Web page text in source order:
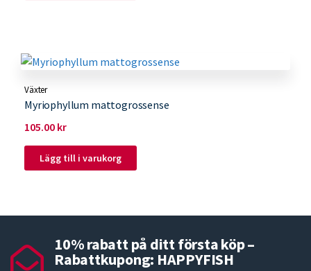
Växter
Myriophyllum mattogrossense
105.00 kr
Lägg till i varukorg
10% rabatt på ditt första köp –
Rabattkupong: HAPPYFISH